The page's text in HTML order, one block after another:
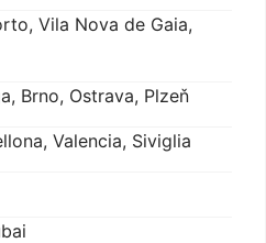
Vila Nova de Gaia,
Brno, Ostrava, Plzeň
Valencia, Siviglia